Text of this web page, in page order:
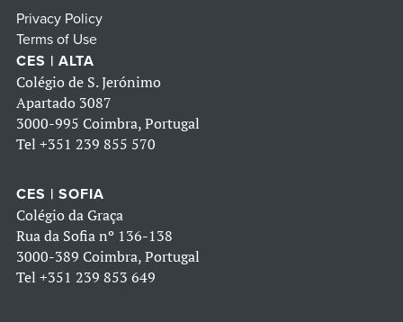
Privacy Policy
Terms of Use
CES | ALTA
Colégio de S. Jerónimo
Apartado 3087
3000-995 Coimbra, Portugal
Tel +351 239 855 570
CES | SOFIA
Colégio da Graça
Rua da Sofia nº 136-138
3000-389 Coimbra, Portugal
Tel +351 239 853 649